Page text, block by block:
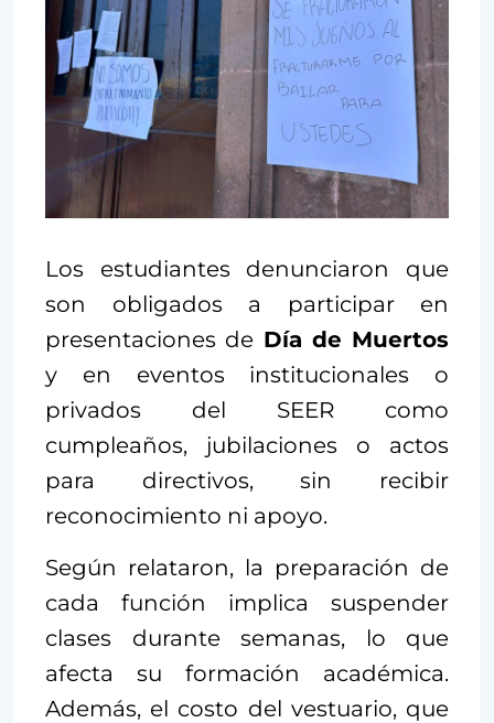
Los estudiantes denunciaron que
son obligados a participar en
presentaciones de Día de Muertos
y en eventos institucionales o
privados del SEER como
cumpleaños, jubilaciones o actos
para directivos, sin recibir
reconocimiento ni apoyo.
Según relataron, la preparación de
cada función implica suspender
clases durante semanas, lo que
afecta su formación académica.
Además, el costo del vestuario, que